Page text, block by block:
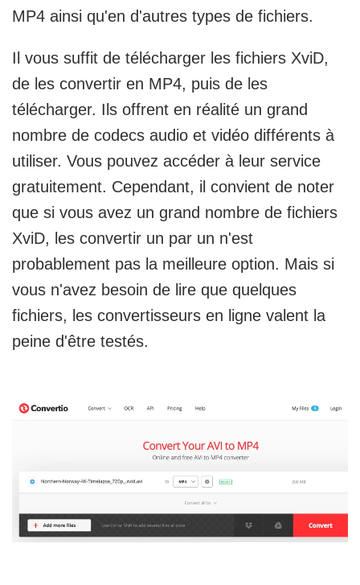
MP4 ainsi qu'en d'autres types de fichiers.
Il vous suffit de télécharger les fichiers XviD,
de les convertir en MP4, puis de les
télécharger. Ils offrent en réalité un grand
nombre de codecs audio et vidéo différents à
utiliser. Vous pouvez accéder à leur service
gratuitement. Cependant, il convient de noter
que si vous avez un grand nombre de fichiers
XviD, les convertir un par un n'est
probablement pas la meilleure option. Mais si
vous n'avez besoin de lire que quelques
fichiers, les convertisseurs en ligne valent la
peine d'être testés.